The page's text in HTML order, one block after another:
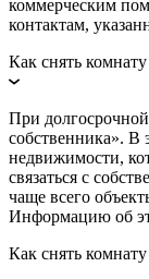
коммерческим
контактам,
Как снять
При
собственника». В
недвижимости,
связаться с
чаще всего
Информацию об
Как снять